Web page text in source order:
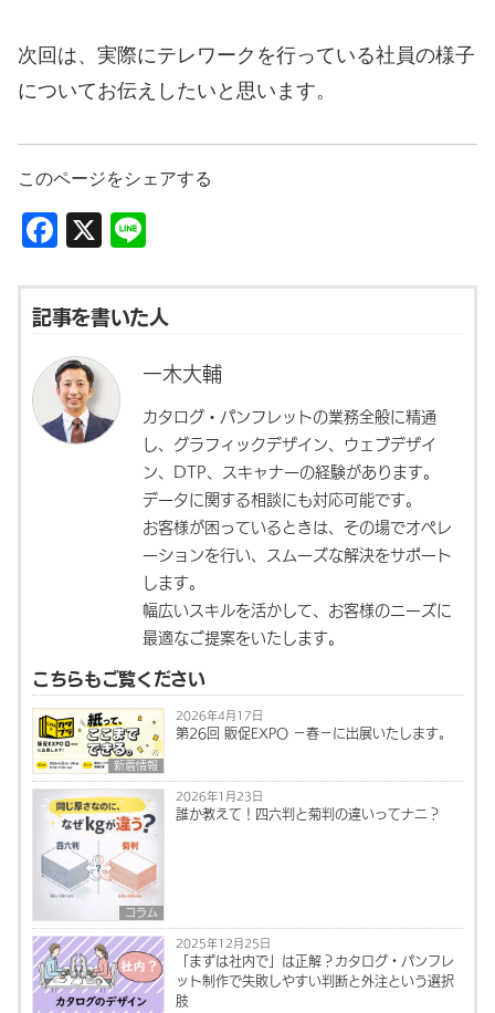
次回は、実際にテレワークを行っている社員の様子
についてお伝えしたいと思います。
このページをシェアする
Facebook
X
記事を書いた人
一木大輔
カタログ・パンフレットの業務全般に精通
し、グラフィックデザイン、ウェブデザイ
ン、DTP、スキャナーの経験があります。
データに関する相談にも対応可能です。
お客様が困っているときは、その場でオペレ
ーションを行い、スムーズな解決をサポート
します。
幅広いスキルを活かして、お客様のニーズに
最適なご提案をいたします。
こちらもご覧ください
新着情報
2026年4月17日
第26回 販促EXPO －春－に出展いたします。
コラム
2026年1月23日
誰か教えて！四六判と菊判の違いってナニ？
2025年12月25日
「まずは社内で」は正解？カタログ・パンフレ
ット制作で失敗しやすい判断と外注という選択
肢